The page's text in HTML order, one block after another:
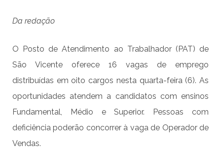
Da redação
O Posto de Atendimento ao Trabalhador (PAT) de
São Vicente oferece 16 vagas de emprego
distribuídas em oito cargos nesta quarta-feira (6). As
oportunidades atendem a candidatos com ensinos
Fundamental, Médio e Superior. Pessoas com
deficiência poderão concorrer à vaga de Operador de
Vendas.